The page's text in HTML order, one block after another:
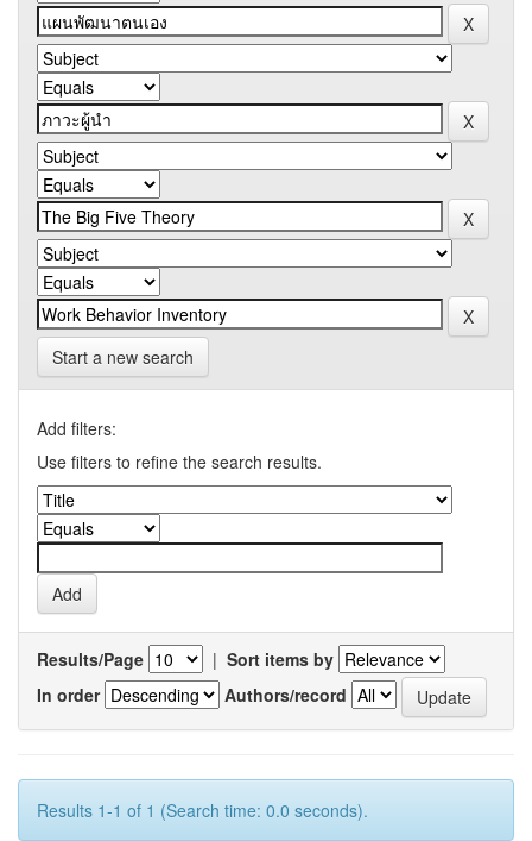
Start a new search
Add filters:
Use filters to refine the search results.
Results/Page | Sort items by
In order
Authors/record
Results 1-1 of 1 (Search time: 0.0 seconds).